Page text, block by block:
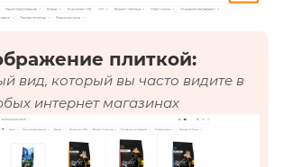
плиткой:
вид, который вы часто видите в
интернет магазинах